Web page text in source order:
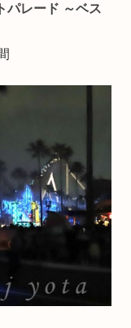
パレード ～ベス